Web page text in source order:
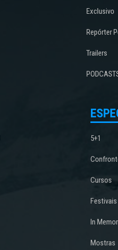
Exclusivo
Repórter
Trailers
5+1
Cursos
Festivais
In
Mostras